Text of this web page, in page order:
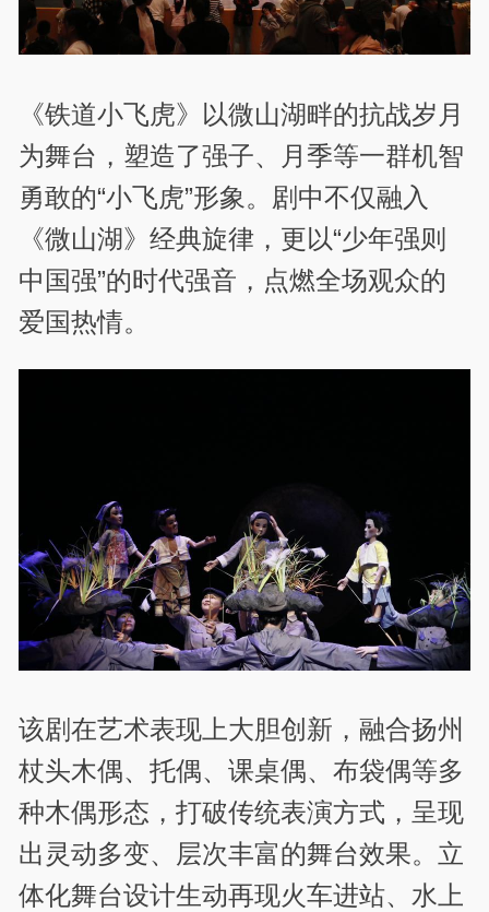
《铁道小飞虎》以微山湖畔的抗战岁月
为舞台，塑造了强子、月季等一群机智
勇敢的“小飞虎”形象。剧中不仅融入
《微山湖》经典旋律，更以“少年强则
中国强”的时代强音，点燃全场观众的
爱国热情。
该剧在艺术表现上大胆创新，融合扬州
杖头木偶、托偶、课桌偶、布袋偶等多
种木偶形态，打破传统表演方式，呈现
出灵动多变、层次丰富的舞台效果。立
体化舞台设计生动再现火车进站、水上